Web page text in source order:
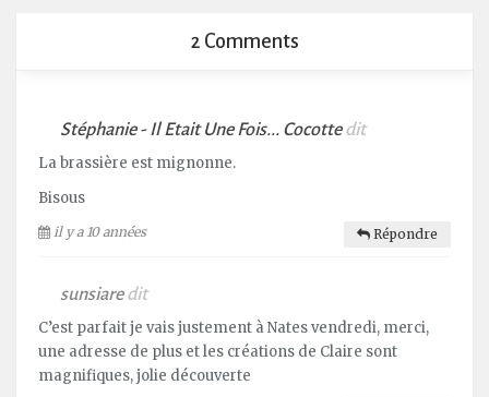
2 Comments
Stéphanie - Il Etait Une Fois... Cocotte dit
La brassière est mignonne.
Bisous
il y a 10 années Répondre
sunsiaredit
C’est parfait je vais justement à Nates vendredi, merci,
une adresse de plus et les créations de Claire sont
magnifiques, jolie découverte